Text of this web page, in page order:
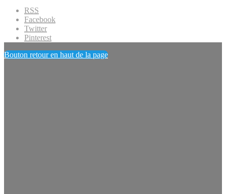
RSS
Facebook
Twitter
Pinterest
Bouton retour en haut de la page